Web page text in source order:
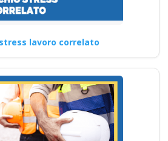
pratiche per
sempre
aggiornato
di
RLS
lavoro correlato